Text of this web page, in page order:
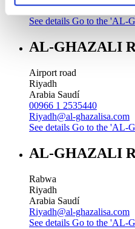
See details Go to the 'AL-
AL-GHAZALI
Airport road
Riyadh
Arabia Saudí
00966 1 2535440
Riyadh@al-ghazalisa.com
See details Go to the 'AL-
AL-GHAZALI
Rabwa
Riyadh
Arabia Saudí
Riyadh@al-ghazalisa.com
See details Go to the 'AL-